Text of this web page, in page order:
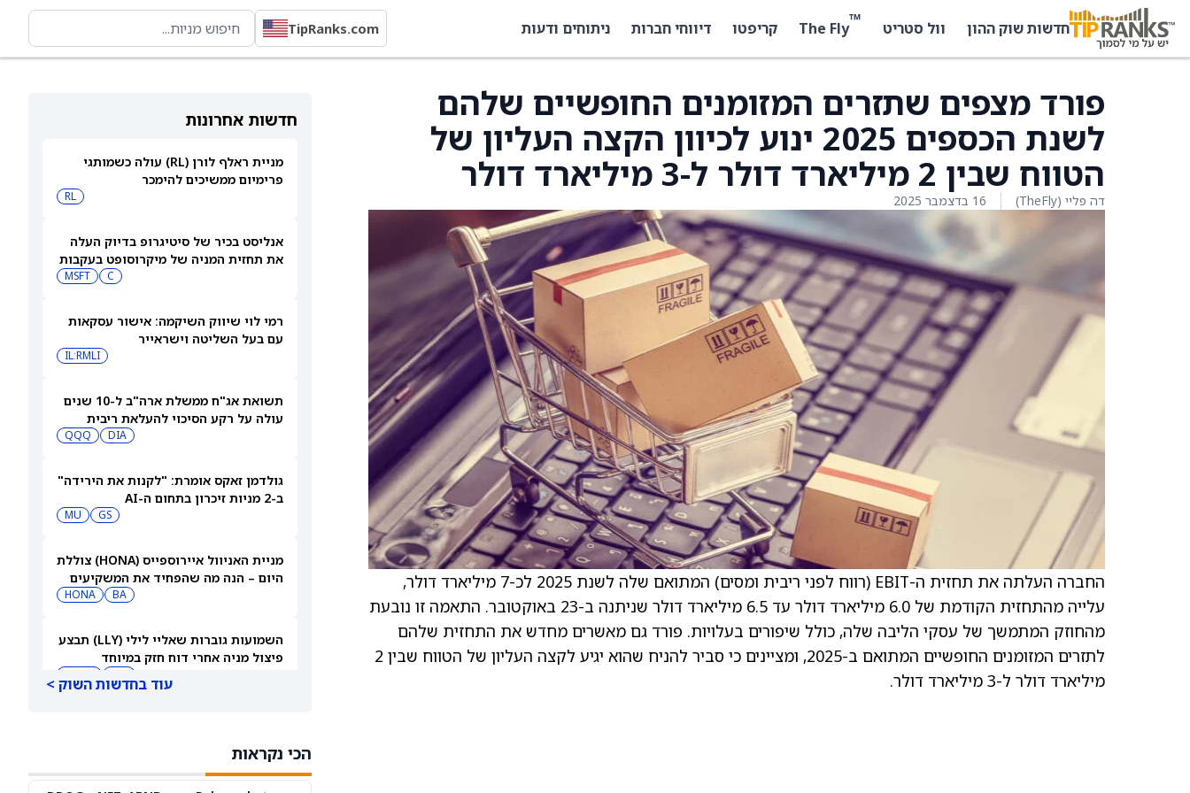
חדשות שוק ההון וול סטריט ™
The Fly קריפטו דיווחי חברות ניתוחים ודעות TipRanks.com
חדשות אחרונות
מניית ראלף לורן (RL) עולה כשמותגי
פרימיום ממשיכים להימכר
RL
אנליסט בכיר של סיטיגרופ בדיוק העלה
את תחזית המניה של מיקרוסופט בעקבות
C
MSFT
רמי לוי שיווק השיקמה: אישור עסקאות
עם בעל השליטה וישראייר
IL:RMLI
תשואת אג"ח ממשלת ארה"ב ל-10 שנים
עולה על רקע הסיכוי להעלאת ריבית
DIA
QQQ
גולדמן זאקס אומרת: "לקנות את הירידה"
ב-2 מניות זיכרון בתחום ה-AI
GS
MU
מניית האניוול איירוספייס (HONA) צוללת
היום – הנה מה שהפחיד את המשקיעים
BA
HONA
השמועות גוברות שאליי לילי (LLY) תבצע
פיצול מניה אחרי דוח חזק במיוחד
מיקרוסופט.
עוד בחדשות השוק >
הכי נקראות
פורד מצפים שתזרים המזומנים החופשיים שלהם
לשנת הכספים 2025 ינוע לכיוון הקצה העליון של
הטווח שבין 2 מיליארד דולר ל-3 מיליארד דולר
דה פליי (TheFly) 16 בדצמבר 2025
החברה העלתה את תחזית ה-EBIT (רווח לפני ריבית ומסים) המתואם שלה לשנת 2025 לכ-7 מיליארד דולר,
עלייה מהתחזית הקודמת של 6.0 מיליארד דולר עד 6.5 מיליארד דולר שניתנה ב-23 באוקטובר. התאמה זו נובעת
מהחוזק המתמשך של עסקי הליבה שלה, כולל שיפורים בעלויות. פורד גם מאשרים מחדש את התחזית שלהם
לתזרים המזומנים החופשיים המתואם ב-2025, ומציינים כי סביר להניח שהוא יגיע לקצה העליון של הטווח שבין 2
מיליארד דולר ל-3 מיליארד דולר.